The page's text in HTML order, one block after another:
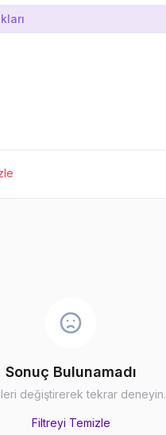
Sonuç Bulunamadı
değiştirerek tekrar deneyin.
Filtreyi Temizle